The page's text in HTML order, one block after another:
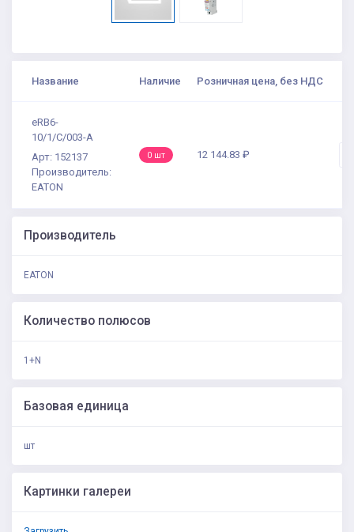
Название Наличие Розничная цена, без НДС
eRB6-
10/1/C/003-A
Арт: 152137
Производитель:
EATON
0 шт 12 144.83 ₽
Производитель
EATON
Количество полюсов
1+N
Базовая единица
шт
Картинки галереи